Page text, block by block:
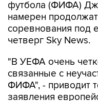
футбола (ФИФА)
намерен
соревнования под
четверг Sky News.
"В УЕФА очень
связанные с
ФИФА", - приводит
заявления